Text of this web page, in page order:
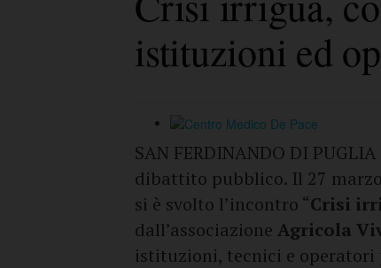
istituzioni ed
SAN FERDINANDO DI PUGLIA
dibattito pubblico. Il 27
si è svolto l’incontro “Crisi
dall’associazione Agricola
istituzioni, tecnici e